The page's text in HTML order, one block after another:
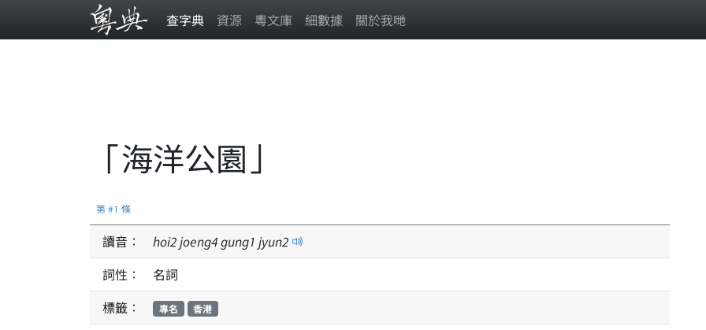
查字典 資源 粵文庫 細數據 關於我哋
「海洋公園」
第 #1 條
讀音： hoi2joeng4gung1 jyun2
詞性：
名詞
標籤：
專名 香港